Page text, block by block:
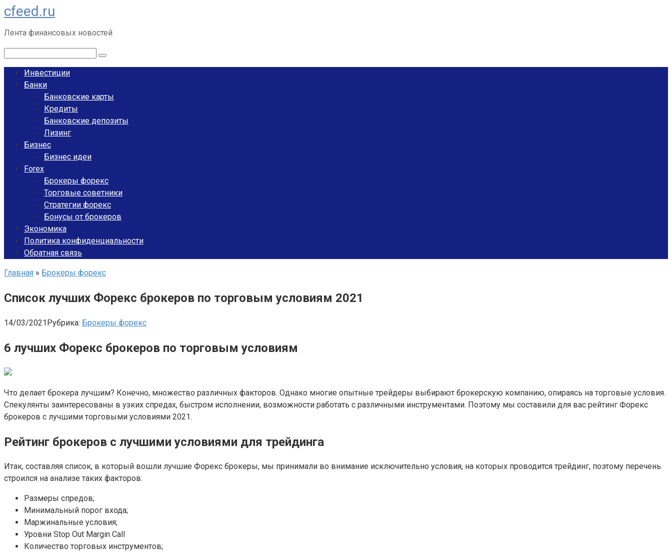
Перейти
к
контенту
cfeed.ru
Лента финансовых новостей
Инвестиции
Банки
Банковские карты
Кредиты
Банковские депозиты
Лизинг
Бизнес
Бизнес идеи
Forex
Брокеры форекс
Торговые советники
Стратегии форекс
Бонусы от брокеров
Экономика
Политика конфиденциальности
Обратная связь
Главная » Брокеры форекс
Список лучших Форекс брокеров по торговым условиям 2021
14/03/2021Рубрика: Брокеры форекс
6 лучших Форекс брокеров по торговым условиям
Что делает брокера лучшим? Конечно, множество различных факторов. Однако многие опытные трейдеры выбирают брокерскую компанию, опираясь на торговые условия.
Спекулянты заинтересованы в узких спредах, быстром исполнении, возможности работать с различными инструментами. Поэтому мы составили для вас рейтинг Форекс
брокеров с лучшими торговыми условиями 2021.
Рейтинг брокеров с лучшими условиями для трейдинга
Итак, составляя список, в который вошли лучшие Форекс брокеры, мы принимали во внимание исключительно условия, на которых проводится трейдинг, поэтому перечень
строился на анализе таких факторов:
Размеры спредов;
Минимальный порог входа;
Маржинальные условия;
Уровни Stop Out Margin Call
Количество торговых инструментов;